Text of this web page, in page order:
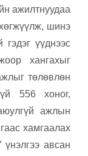
ажилтнуудаа
шинэ
үүднээс
хангахыг
төлөвлөн
556 хоног,
ажлын
хамгаалах
авсан